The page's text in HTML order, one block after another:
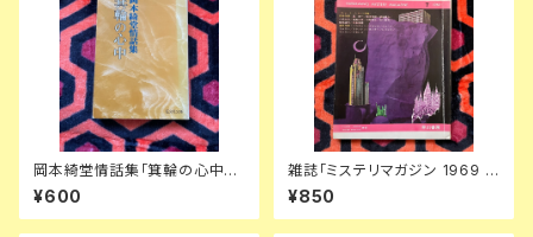
岡本綺堂情話集「箕輪の心中」
解説:岡本経一 旺文社文庫
¥600
雑誌「ミステリマガジン 1969 7
月号 No.159 ショートショート
特集号」表紙・イラスト:真鍋博
楢喜八 星新一 塚本邦雄 小松左
¥850